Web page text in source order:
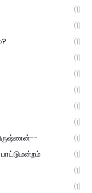
(1)
(1)
(1)
(1)
(1)
(1)
(1)
(1)
(1)
(1)
(1)
(1)